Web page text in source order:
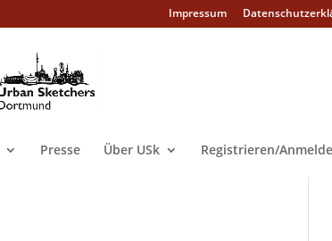
Impressum
Presse Über USk Registrieren/